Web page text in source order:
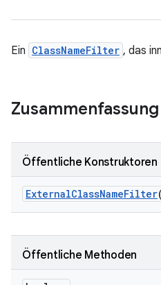
Ein ClassNameFilter , das
Zusammenfassung
Öffentliche Konstruktoren
ExternalClassNameFilter
Öffentliche Methoden